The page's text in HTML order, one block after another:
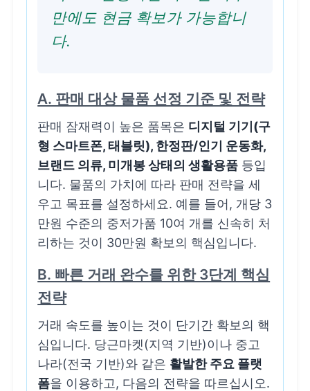
만에도 현금 확보가 가능합니
다.
A. 판매 대상 물품 선정 기준 및 전략
판매 잠재력이 높은 품목은 디지털 기기(구
형 스마트폰, 태블릿), 한정판/인기 운동화,
브랜드 의류, 미개봉 상태의 생활용품 등입
니다. 물품의 가치에 따라 판매 전략을 세
우고 목표를 설정하세요. 예를 들어, 개당 3
만원 수준의 중저가품 10여 개를 신속히 처
리하는 것이 30만원 확보의 핵심입니다.
B. 빠른 거래 완수를 위한 3단계 핵심
전략
거래 속도를 높이는 것이 단기간 확보의 핵
심입니다. 당근마켓(지역 기반)이나 중고
나라(전국 기반)와 같은 활발한 주요 플랫
폼을 이용하고, 다음의 전략을 따르십시오.